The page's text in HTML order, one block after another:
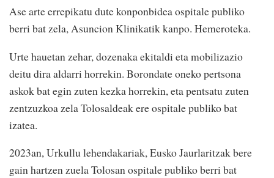
Ase arte errepikatu dute konponbidea ospitale publiko
berri bat zela, Asuncion Klinikatik kanpo. Hemeroteka.
Urte hauetan zehar, dozenaka ekitaldi eta mobilizazio
deitu dira aldarri horrekin. Borondate oneko pertsona
askok bat egin zuten kezka horrekin, eta pentsatu zuten
zentzuzkoa zela Tolosaldeak ere ospitale publiko bat
izatea.
2023an, Urkullu lehendakariak, Eusko Jaurlaritzak bere
gain hartzen zuela Tolosan ospitale publiko berri bat